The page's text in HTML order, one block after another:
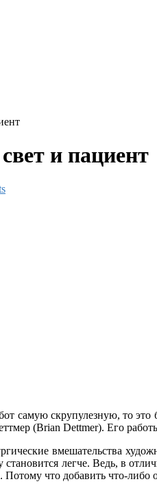
и пациент
самую скрупулезную, то это
(Brian Dettmer). Его
вмешательства
легче. Ведь, в
что добавить что-либо